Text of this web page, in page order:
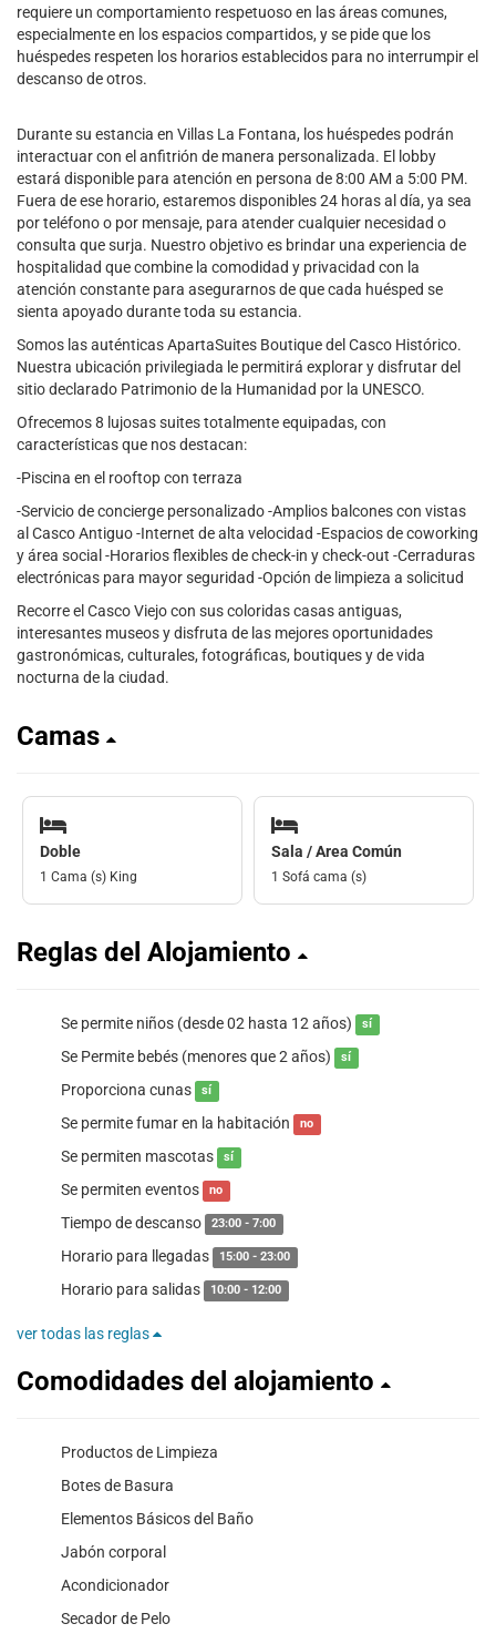
requiere un comportamiento respetuoso en las áreas comunes,
especialmente en los espacios compartidos, y se pide que los
huéspedes respeten los horarios establecidos para no interrumpir el
descanso de otros.
Durante su estancia en Villas La Fontana, los huéspedes podrán
interactuar con el anfitrión de manera personalizada. El lobby
estará disponible para atención en persona de 8:00 AM a 5:00 PM.
Fuera de ese horario, estaremos disponibles 24 horas al día, ya sea
por teléfono o por mensaje, para atender cualquier necesidad o
consulta que surja. Nuestro objetivo es brindar una experiencia de
hospitalidad que combine la comodidad y privacidad con la
atención constante para asegurarnos de que cada huésped se
sienta apoyado durante toda su estancia.
Somos las auténticas ApartaSuites Boutique del Casco Histórico.
Nuestra ubicación privilegiada le permitirá explorar y disfrutar del
sitio declarado Patrimonio de la Humanidad por la UNESCO.
Ofrecemos 8 lujosas suites totalmente equipadas, con
características que nos destacan:
-Piscina en el rooftop con terraza
-Servicio de concierge personalizado -Amplios balcones con vistas
al Casco Antiguo -Internet de alta velocidad -Espacios de coworking
y área social -Horarios flexibles de check-in y check-out -Cerraduras
electrónicas para mayor seguridad -Opción de limpieza a solicitud
Recorre el Casco Viejo con sus coloridas casas antiguas,
interesantes museos y disfruta de las mejores oportunidades
gastronómicas, culturales, fotográficas, boutiques y de vida
nocturna de la ciudad.
Camas
Doble
1 Cama (s) King
Sala / Area Común
1 Sofá cama (s)
Reglas del Alojamiento
Se permite niños (desde 02 hasta 12 años) sí
Se Permite bebés (menores que 2 años) sí
Proporciona cunas sí
Se permite fumar en la habitación no
Se permiten mascotas sí
Se permiten eventos no
Tiempo de descanso 23:00 - 7:00
Horario para llegadas 15:00 - 23:00
Horario para salidas 10:00 - 12:00
ver todas las reglas
Comodidades del alojamiento
Productos de Limpieza
Botes de Basura
Elementos Básicos del Baño
Jabón corporal
Acondicionador
Secador de Pelo